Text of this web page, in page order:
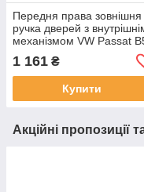
Передня права зовнішня
ручка дверей з
механізмом VW Passat
1 161 ₴
Купити
Акційні пропозиції